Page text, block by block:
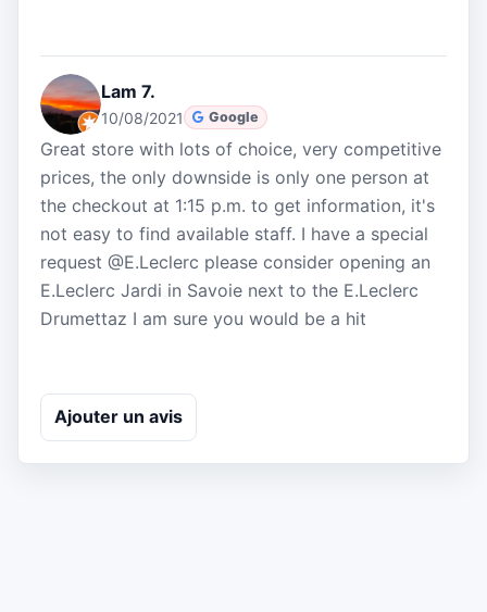
Lam 7.
10/08/2021 Google
Great store with lots of choice, very competitive
prices, the only downside is only one person at
the checkout at 1:15 p.m. to get information, it's
not easy to find available staff. I have a special
request @E.Leclerc please consider opening an
E.Leclerc Jardi in Savoie next to the E.Leclerc
Drumettaz I am sure you would be a hit
Ajouter un avis